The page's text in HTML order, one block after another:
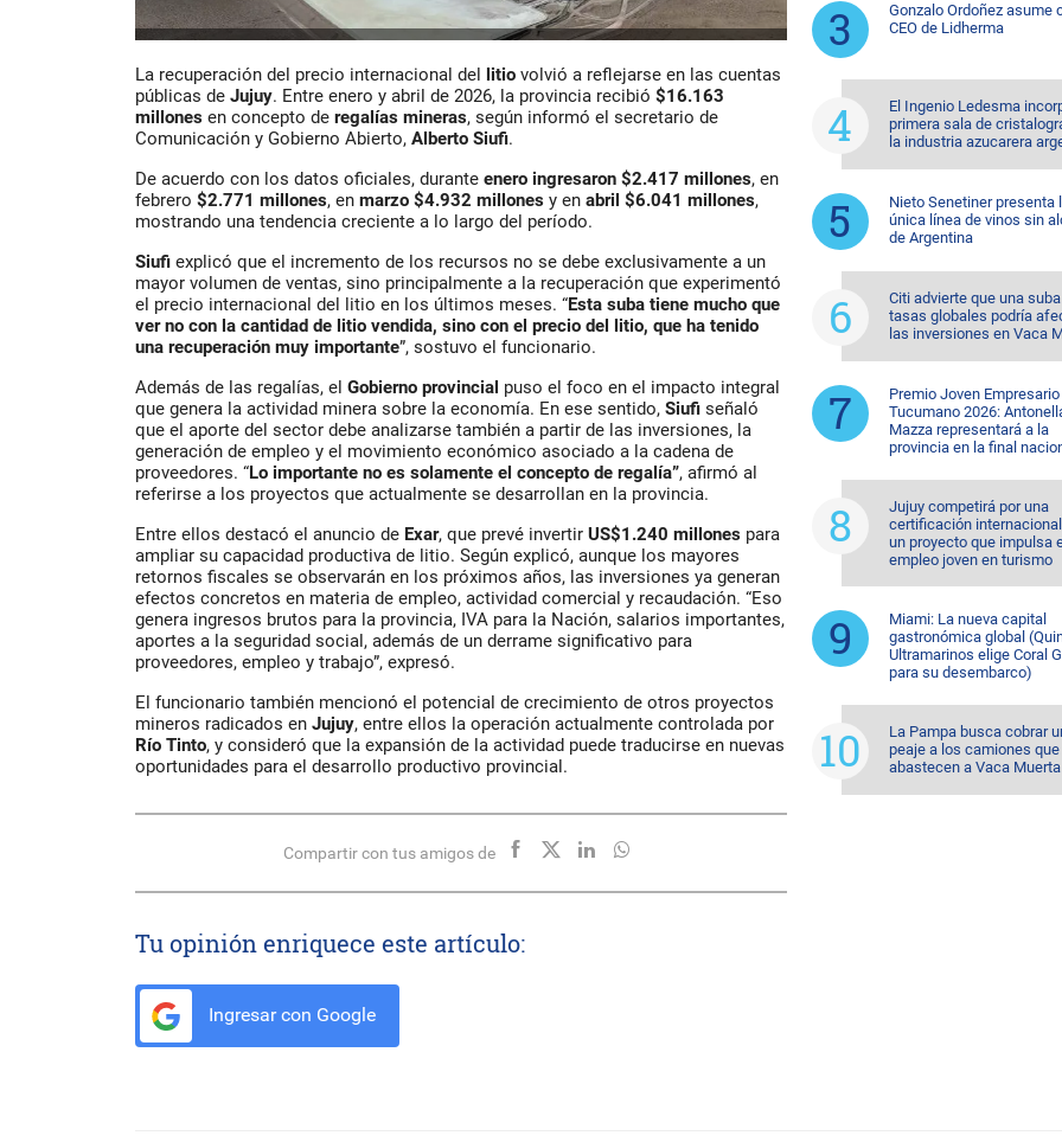
La recuperación del precio internacional del litio volvió a reflejarse en las cuentas
públicas de Jujuy. Entre enero y abril de 2026, la provincia recibió $16.163
millones en concepto de regalías mineras, según informó el secretario de
Comunicación y Gobierno Abierto, Alberto Siufi.
De acuerdo con los datos oficiales, durante enero ingresaron $2.417 millones, en
febrero $2.771 millones, en marzo $4.932 millones y en abril $6.041 millones,
mostrando una tendencia creciente a lo largo del período.
Siufi explicó que el incremento de los recursos no se debe exclusivamente a un
mayor volumen de ventas, sino principalmente a la recuperación que experimentó
el precio internacional del litio en los últimos meses. “Esta suba tiene mucho que
ver no con la cantidad de litio vendida, sino con el precio del litio, que ha tenido
una recuperación muy importante”, sostuvo el funcionario.
Además de las regalías, el Gobierno provincial puso el foco en el impacto integral
que genera la actividad minera sobre la economía. En ese sentido, Siufi señaló
que el aporte del sector debe analizarse también a partir de las inversiones, la
generación de empleo y el movimiento económico asociado a la cadena de
proveedores. “Lo importante no es solamente el concepto de regalía”, afirmó al
referirse a los proyectos que actualmente se desarrollan en la provincia.
Entre ellos destacó el anuncio de Exar, que prevé invertir US$1.240 millones para
ampliar su capacidad productiva de litio. Según explicó, aunque los mayores
retornos fiscales se observarán en los próximos años, las inversiones ya generan
efectos concretos en materia de empleo, actividad comercial y recaudación. “Eso
genera ingresos brutos para la provincia, IVA para la Nación, salarios importantes,
aportes a la seguridad social, además de un derrame significativo para
proveedores, empleo y trabajo”, expresó.
El funcionario también mencionó el potencial de crecimiento de otros proyectos
mineros radicados en Jujuy, entre ellos la operación actualmente controlada por
Río Tinto, y consideró que la expansión de la actividad puede traducirse en nuevas
oportunidades para el desarrollo productivo provincial.
Compartir con tus amigos de
Tu opinión enriquece este artículo:
Ingresar con Google
Gonzalo Ordoñez asume
CEO de Lidherma
El Ingenio Ledesma
primera sala de
la industria azucarera
Nieto Senetiner presenta
única línea de vinos sin
de Argentina
Citi advierte que una
tasas globales podría
las inversiones en Vaca
Premio Joven Empresario
Tucumano 2026:
Mazza representará a la
provincia en la final
Jujuy competirá por una
certificación
un proyecto que impulsa
empleo joven en turismo
Miami: La nueva capital
gastronómica global
Ultramarinos elige Coral
para su desembarco)
La Pampa busca cobrar
peaje a los camiones que
abastecen a Vaca Muerta